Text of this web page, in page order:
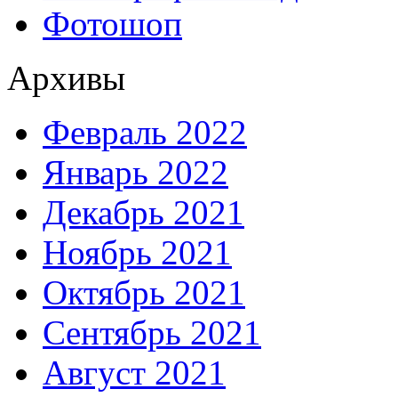
Фотошоп
Архивы
Февраль 2022
Январь 2022
Декабрь 2021
Ноябрь 2021
Октябрь 2021
Сентябрь 2021
Август 2021